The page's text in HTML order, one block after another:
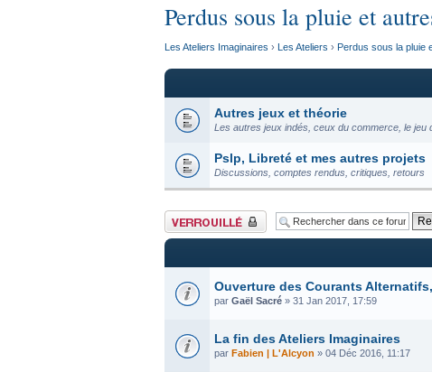
Perdus sous la pluie et
Les Ateliers Imaginaires › Les Ateliers › Perdus sous la pluie
Autres jeux et théorie
Les autres jeux indés, ceux du commerce, le jeu
Pslp, Libreté et mes autres projets
Discussions, comptes rendus, critiques, retours
Forum verrouillé
Ouverture des Courants
par Gaël Sacré » 31 Jan 2017, 17:59
La fin des Ateliers Imaginaires
par Fabien | L'Alcyon » 04 Déc 2016, 11:17